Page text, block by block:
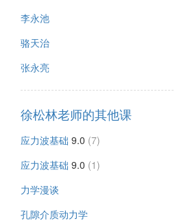
李永池
骆天治
张永亮
徐松林老师的其他课
应力波基础 9.0 (7)
应力波基础 9.0 (1)
力学漫谈
孔隙介质动力学